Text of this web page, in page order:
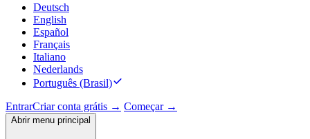
Deutsch
English
Español
Français
Italiano
Nederlands
Português (Brasil)
EntrarCriar conta grátis → Começar →
Abrir menu principal